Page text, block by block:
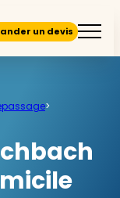
un devis
>